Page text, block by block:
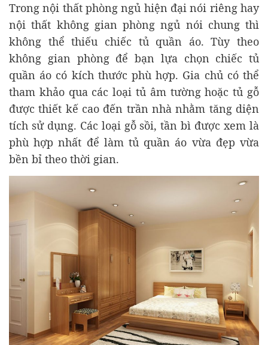
Trong nội thất phòng ngủ hiện đại nói riêng hay
nội thất không gian phòng ngủ nói chung thì
không thể thiếu chiếc tủ quần áo. Tùy theo
không gian phòng để bạn lựa chọn chiếc tủ
quần áo có kích thước phù hợp. Gia chủ có thể
tham khảo qua các loại tủ âm tường hoặc tủ gỗ
được thiết kế cao đến trần nhà nhằm tăng diện
tích sử dụng. Các loại gỗ sồi, tần bì được xem là
phù hợp nhất để làm tủ quần áo vừa đẹp vừa
bền bỉ theo thời gian.